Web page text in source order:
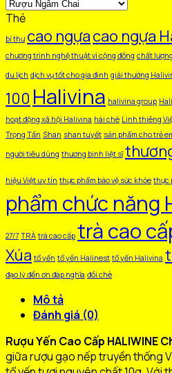
Thẻ
bí thư cao ngựacao ngựa
chương trình nghệ thuật vì cộng đồng chất
du lịch dịch vụ tốt cho gia đình giải thưởng
100 Halivina halivina group
hoạt động xã hội Halivina hái chè Linh thiêng
Trọng Tấn Shan shan tuyết sản phẩm cho trẻ
người tiêu dùng thương binh liệt sĩ
hiệu Việt uy tín thực phẩm bảo vệ sức khỏe thực
phẩm chức năng
27/7 TRÀ trà cao cấp trà cao
Xúa tổ yến tổ yến Halinest tổ yến Halivina
đạo lý đền ơn đáp nghĩa đồi chè
Mô tả
Đánh giá (0)
Rượu Yến Cao Cấp HALIWINE
giữa rượu gạo nếp truyền thống